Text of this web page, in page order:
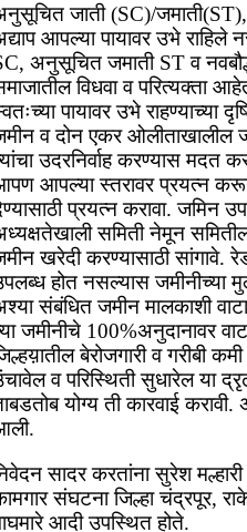
जाती (SC)/
आपल्या पायावर उभे
अनुसूचित जमाती ST व
विधवा व परित्यक्ता
पायावर उभे राहण्याच्या
व दोन एकर ओलीताखालील
उदरनिर्वाह करण्यास मदत
आपल्या स्तरावर प्रयत्न
प्रयत्न करावा. जमिन
समिती नेमून
खरेदी करण्यासाठी सांगावे.
होत नसल्यास जमीनीच्या
संबंधित जमीन मालकाशी
जमीनीचे 100%अनुदानावर
बेरोजगारी व गरीबी
व परिस्थिती सुधारेल या
योग्य ती कारवाई करावी.
सादर करतांना सुरेश
संघटना जिल्हा चंद्रपूर,
आदी उपस्थित होते.